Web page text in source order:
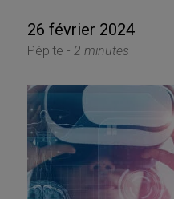
26 février 2024
Pépite - 2 minutes